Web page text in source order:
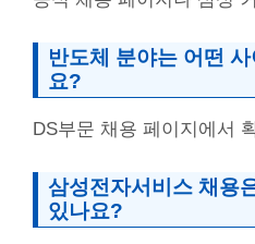
반도체 분야는 어떤
요?
DS부문 채용 페이지에서
삼성전자서비스 채용
있나요?